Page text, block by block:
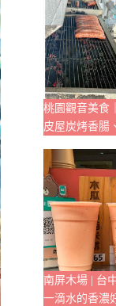
桃園觀音美食
皮屋炭烤香腸
南屏木場 | 台
一滴水的香濃